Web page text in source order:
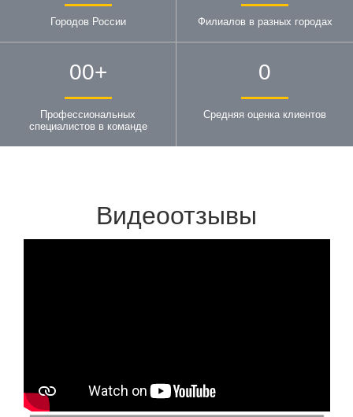
Городов России Филиалов в разных городах
00+
Профессиональных
специалистов в команде
0
Средняя оценка клиентов
Видеоотзывы